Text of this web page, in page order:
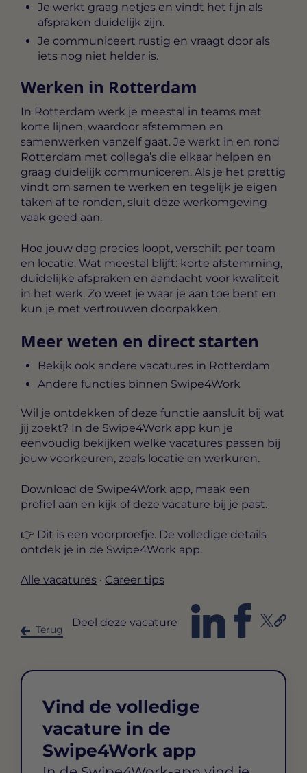
Je werkt graag netjes en vindt het fijn als
afspraken duidelijk zijn.
Je communiceert rustig en vraagt door als
iets nog niet helder is.
Werken in Rotterdam
In Rotterdam werk je meestal in teams met
korte lijnen, waardoor afstemmen en
samenwerken vanzelf gaat. Je werkt in en rond
Rotterdam met collega’s die elkaar helpen en
graag duidelijk communiceren. Als je het prettig
vindt om samen te werken en tegelijk je eigen
taken af te ronden, sluit deze werkomgeving
vaak goed aan.
Hoe jouw dag precies loopt, verschilt per team
en locatie. Wat meestal blijft: korte afstemming,
duidelijke afspraken en aandacht voor kwaliteit
in het werk. Zo weet je waar je aan toe bent en
kun je met vertrouwen doorpakken.
Meer weten en direct starten
Bekijk ook andere vacatures in Rotterdam
Andere functies binnen Swipe4Work
Wil je ontdekken of deze functie aansluit bij wat
jij zoekt? In de Swipe4Work app kun je
eenvoudig bekijken welke vacatures passen bij
jouw voorkeuren, zoals locatie en werkuren.
Download de Swipe4Work app, maak een
profiel aan en kijk of deze vacature bij je past.
👉 Dit is een voorproefje. De volledige details
ontdek je in de Swipe4Work app.
Alle vacatures · Career tips
Terug
Deel deze vacature
Vind de volledige
vacature in de
Swipe4Work app